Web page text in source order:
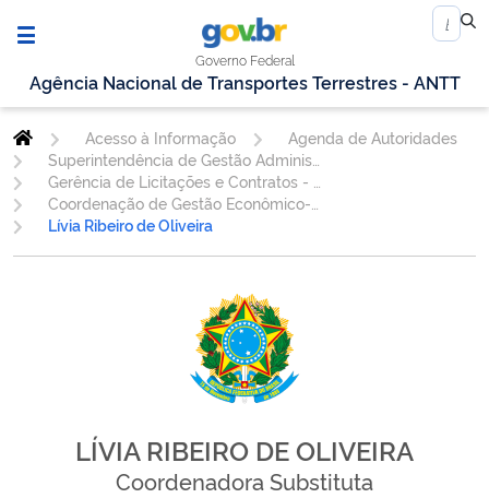
Governo Federal
Agência Nacional de Transportes Terrestres - ANTT
Acesso à Informação
Agenda de Autoridades
Superintendência de Gestão Administrativa
Lívia Ribeiro de Oliveira
LÍVIA RIBEIRO DE OLIVEIRA
Coordenadora Substituta